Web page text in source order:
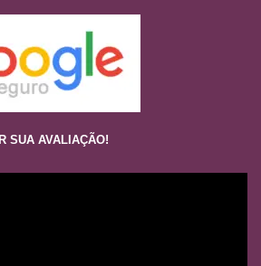
SUA AVALIAÇÃO!